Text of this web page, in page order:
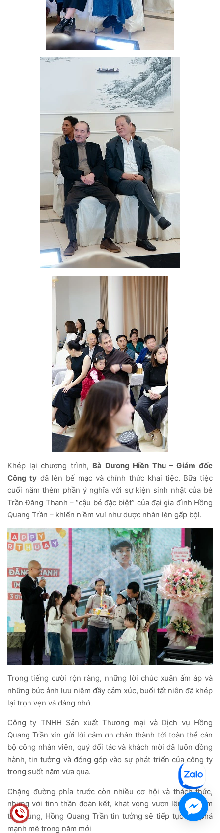
Khép lại chương trình, Bà Dương Hiền Thu – Giám đốc
Công tyđã lên bế mạc và chính thức khai tiệc. Bữa tiệc
cuối năm thêm phần ý nghĩa với sự kiện sinh nhật của bé
Trần Đăng Thanh – “cậu bé đặc biệt” của đại gia đình Hồng
Quang Trần – khiến niềm vui như được nhân lên gấp bội.
Trong tiếng cười rộn ràng, những lời chúc xuân ấm áp và
những bức ảnh lưu niệm đầy cảm xúc, buổi tất niên đã khép
lại trọn vẹn và đáng nhớ.
Công ty TNHH Sản xuất Thương mại và Dịch vụ Hồng
Quang Trần xin gửi lời cảm ơn chân thành tới toàn thể cán
bộ công nhân viên, quý đối tác và khách mời đã luôn đồng
hành, tin tưởng và đóng góp vào sự phát triển của công ty
trong suốt năm vừa qua.
Chặng đường phía trước còn nhiều cơ hội và thách thức,
nhưng với tinh thần đoàn kết, khát vọng vươn lên và niềm
tin chung, Hồng Quang Trần tin tưởng sẽ tiếp tục bứt phá
mạnh mẽ trong năm mới